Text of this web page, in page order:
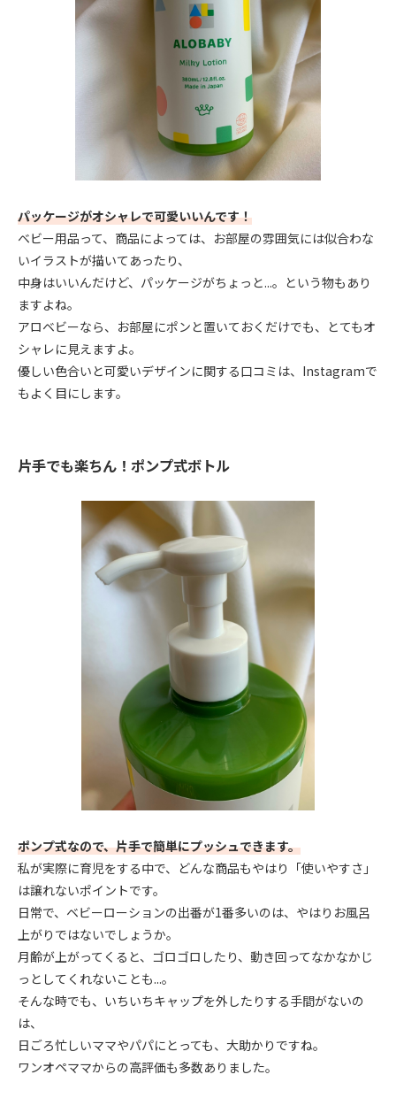
パッケージがオシャレで可愛いいんです！
ベビー用品って、商品によっては、お部屋の雰囲気には似合わな
いイラストが描いてあったり、
中身はいいんだけど、パッケージがちょっと...。という物もあり
ますよね。
アロベビーなら、お部屋にポンと置いておくだけでも、とてもオ
シャレに見えますよ。
優しい色合いと可愛いデザインに関する口コミは、Instagramで
もよく目にします。
片手でも楽ちん！ポンプ式ボトル
ポンプ式なので、片手で簡単にプッシュできます。
私が実際に育児をする中で、どんな商品もやはり「使いやすさ」
は譲れないポイントです。
日常で、ベビーローションの出番が1番多いのは、やはりお風呂
上がりではないでしょうか。
月齢が上がってくると、ゴロゴロしたり、動き回ってなかなかじ
っとしてくれないことも...。
そんな時でも、いちいちキャップを外したりする手間がないの
は、
日ごろ忙しいママやパパにとっても、大助かりですね。
ワンオペママからの高評価も多数ありました。